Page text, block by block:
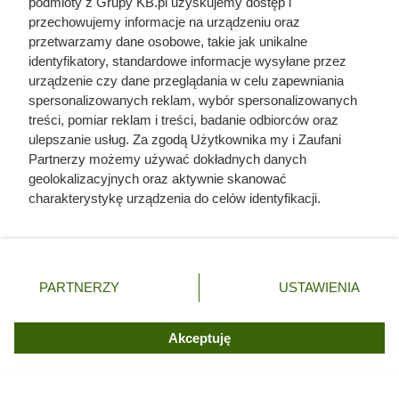
kawa w ALDI przeceniona o 91%
Coraz mniej sklepów Carrefour w Polsce.
Dowiedzieliśmy się, co dalej z tą siecią w Polsce
przechowujemy informacje na urządzeniu oraz
przetwarzamy dane osobowe, takie jak unikalne
identyfikatory, standardowe informacje wysyłane przez
urządzenie czy dane przeglądania w celu zapewniania
spersonalizowanych reklam, wybór spersonalizowanych
treści, pomiar reklam i treści, badanie odbiorców oraz
ulepszanie usług. Za zgodą Użytkownika my i Zaufani
Partnerzy możemy używać dokładnych danych
geolokalizacyjnych oraz aktywnie skanować
charakterystykę urządzenia do celów identyfikacji.
zmienić/wycofać klikając przycisk ustawień prywatności
znajdujący się w lewym dolnym rogu strony. Niektóre
użytkownika, ale masz prawo sprzeciwić się takiemu
przetwarzaniu. Preferencje będą miały zastosowania tylko
PARTNERZY USTAWIENIA
Akceptuję